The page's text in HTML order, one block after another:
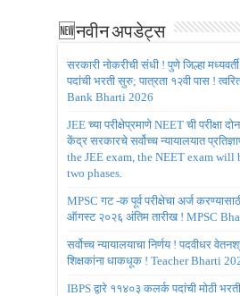
🆕नवीन अपडेट्स
सरकारी नोकरीची संधी ! पुणे जिल्हा
पदांची भरती सुरु; पात्रता १२वी पास !
Bank Bharti 2026
JEE च्या परीक्षेप्रमाणे NEET ची परीक्षा
केंद्र सरकारचे सर्वोच्च न्यायालयात
the JEE exam, the NEET exam will
two phases.
MPSC गट -क पूर्व परीक्षेचा अर्ज
ऑगस्ट २०२६ अंतिम तारीख ! MPSC
सर्वोच्च न्यायालयाचा निर्णय ! पदवीधर
शिक्षकांना धाकधूक ! Teacher Bharti
IBPS द्वारे ११४०३ कलर्क पदांची मोठी